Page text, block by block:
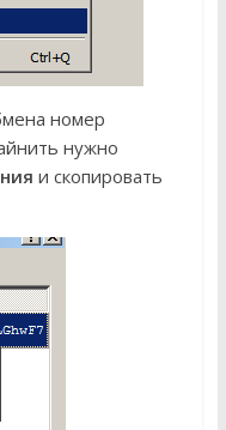
номер
нужно
и скопировать